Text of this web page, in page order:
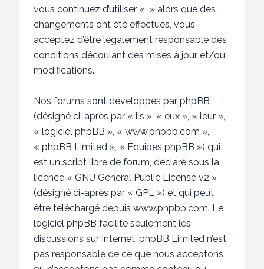
vous continuez d’utiliser « » alors que des
changements ont été effectués, vous
acceptez d’être légalement responsable des
conditions découlant des mises à jour et/ou
modifications.
Nos forums sont développés par phpBB
(désigné ci-après par « ils », « eux », « leur »,
« logiciel phpBB », « www.phpbb.com »,
« phpBB Limited », « Équipes phpBB ») qui
est un script libre de forum, déclaré sous la
licence « GNU General Public License v2 »
(désigné ci-après par « GPL ») et qui peut
être téléchargé depuis www.phpbb.com. Le
logiciel phpBB facilite seulement les
discussions sur Internet. phpBB Limited n’est
pas responsable de ce que nous acceptons